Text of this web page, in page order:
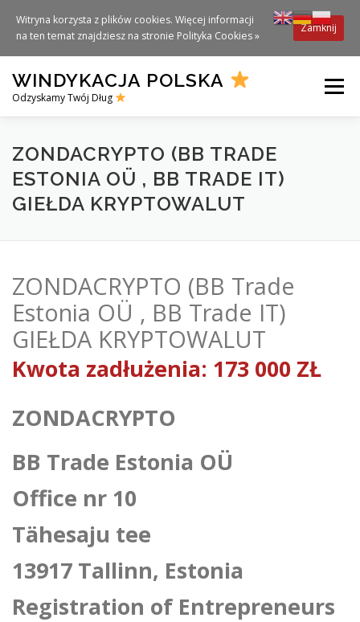
content
WINDYKACJA POLSKA
Odzyskamy Twój Dług
Menu
ZONDACRYPTO (BB TRADE
ESTONIA OÜ , BB TRADE IT)
GIEŁDA KRYPTOWALUT
ZONDACRYPTO (BB Trade
Estonia OÜ , BB Trade IT)
GIEŁDA KRYPTOWALUT
Kwota zadłużenia: 173 000 ZŁ
ZONDACRYPTO
BB Trade Estonia OÜ
Office nr 10
Tähesaju tee
13917 Tallinn, Estonia
Registration of Entrepreneurs
Witryna korzysta z plików cookies. Więcej informacji
na ten temat znajdziesz na stronie Polityka Cookies »
Zamknij